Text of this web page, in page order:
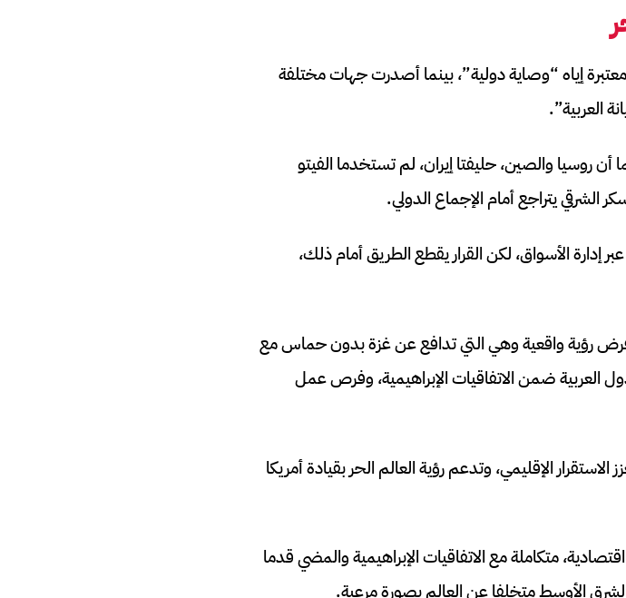
إياه “وصاية دولية”، بينما أصدرت جهات مختلفة
العربية”.
والصين، حليفتا إيران، لم تستخدما الفيتو
يتراجع أمام الإجماع الدولي.
الأسواق، لكن القرار يقطع الطريق أمام ذلك،
فرض رؤية واقعية وهي التي تدافع عن غزة بدون حماس مع
العربية ضمن الاتفاقيات الإبراهيمية، وفرص عمل
الإقليمي، وتدعم رؤية العالم الحر بقيادة أمريكا
متكاملة مع الاتفاقيات الإبراهيمية والمضي قدما
الأوسط متخلفا عن العالم بصورة مرعبة.